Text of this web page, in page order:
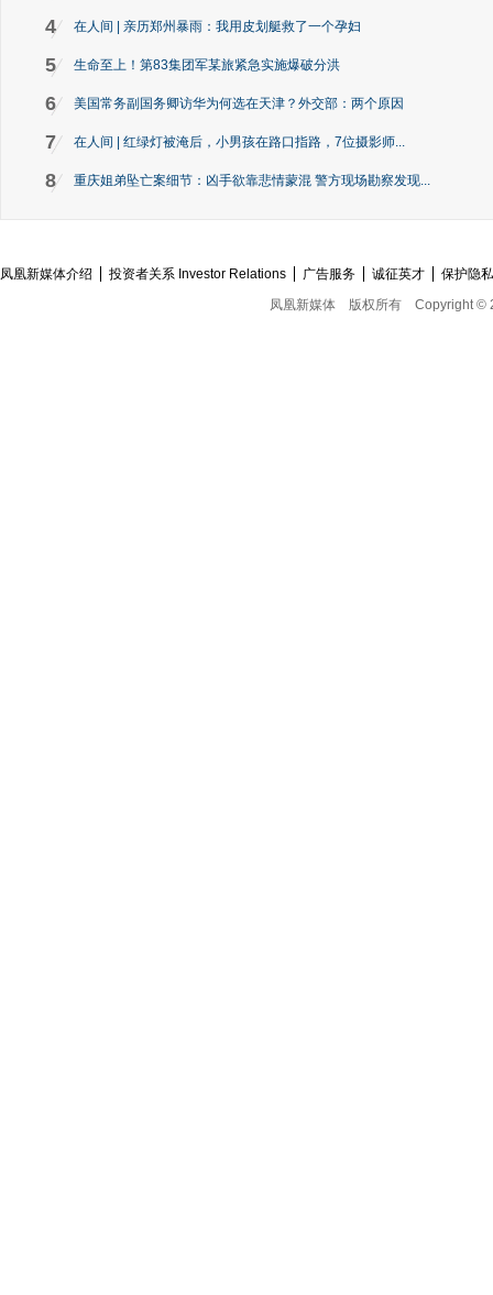
4 在人间 | 亲历郑州暴雨：我用皮划艇救了一个孕妇
5 生命至上！第83集团军某旅紧急实施爆破分洪
6 美国常务副国务卿访华为何选在天津？外交部：两个原因
7 在人间 | 红绿灯被淹后，小男孩在路口指路，7位摄影师...
8 重庆姐弟坠亡案细节：凶手欲靠悲情蒙混 警方现场勘察发现...
凤凰新媒体介绍 投资者关系 Investor Relations 广告服务 诚征英才
保护隐
凤凰新媒体
版权所有 Copyright ©